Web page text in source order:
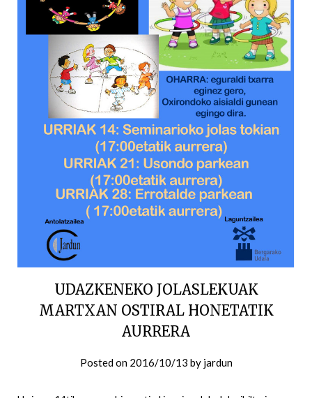
UDAZKENEKO JOLASLEKUAK
MARTXAN OSTIRAL HONETATIK
AURRERA
Posted on 2016/10/13 by jardun